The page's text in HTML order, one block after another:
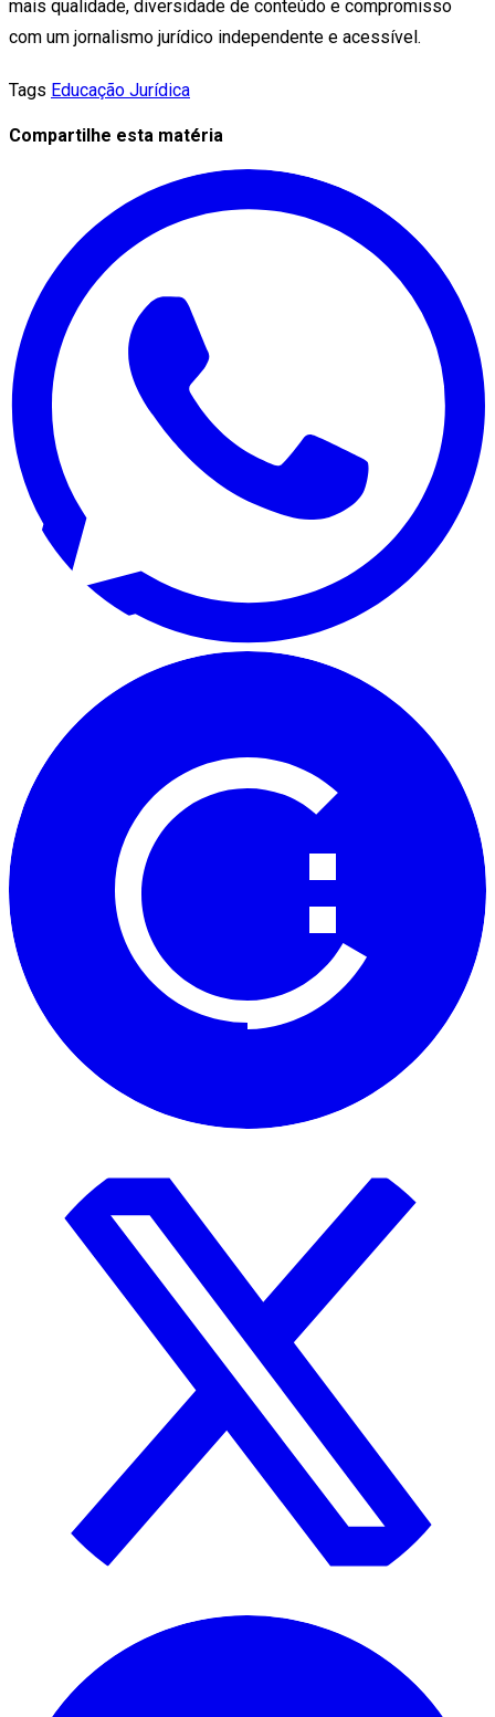
mais qualidade, diversidade de conteúdo e compromisso
com um jornalismo jurídico independente e acessível.
Tags Educação Jurídica
Compartilhe esta matéria